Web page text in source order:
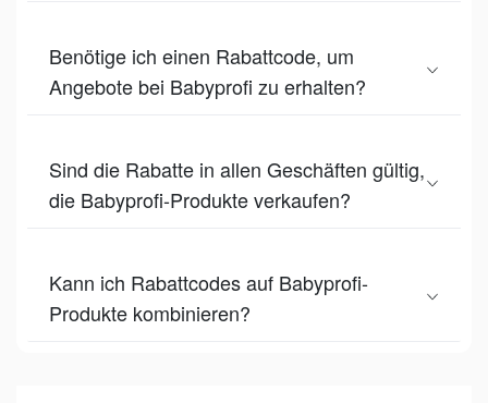
Benötige ich einen Rabattcode, um
Angebote bei Babyprofi zu erhalten?
Sind die Rabatte in allen Geschäften gültig,
die Babyprofi-Produkte verkaufen?
Kann ich Rabattcodes auf Babyprofi-
Produkte kombinieren?